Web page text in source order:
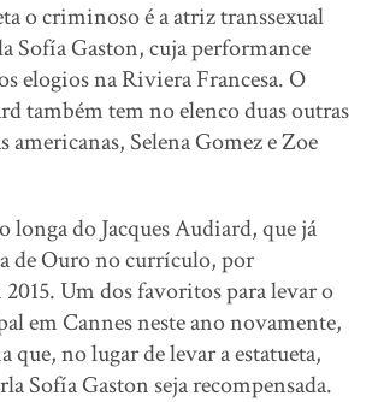
o criminoso é a atriz transsexual
Sofía Gaston, cuja performance
elogios na Riviera Francesa. O
também tem no elenco duas outras
americanas, Selena Gomez e Zoe
longa do Jacques Audiard, que já
de Ouro no currículo, por
2015. Um dos favoritos para levar o
em Cannes neste ano novamente,
que, no lugar de levar a estatueta,
Sofía Gaston seja recompensada.